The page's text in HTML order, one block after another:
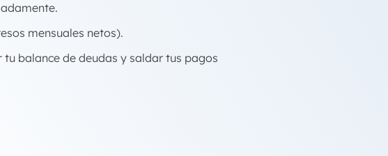
mensuales netos).
balance de deudas y saldar tus pagos